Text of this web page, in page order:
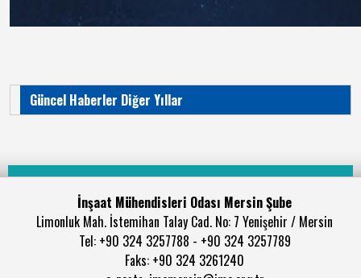
Güncel Haberler Diğer Yıllar
İnşaat Mühendisleri Odası Mersin Şube
Limonluk Mah. İstemihan Talay Cad. No: 7 Yenişehir / Mersin
Tel: +90 324 3257788 - +90 324 3257789
Faks: +90 324 3261240